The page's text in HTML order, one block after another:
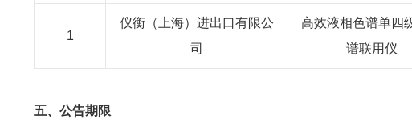
1
仪衡（上海）进出口有限公
司
高效液相色谱单四
谱联用仪
五、公告期限